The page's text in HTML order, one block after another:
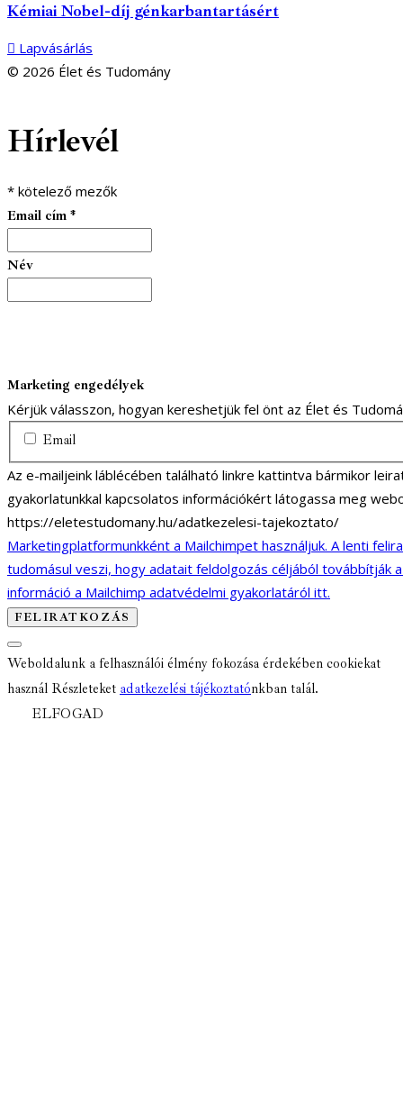
Kémiai Nobel-díj génkarbantartásért
Lapvásárlás
© 2026 Élet és Tudomány
Hírlevél
* kötelező mezők
Email cím *
Név
Marketing engedélyek
Kérjük válasszon, hogyan kereshetjük fel önt az Élet és
Email
Az e-mailjeink láblécében található linkre kattintva bármikor
gyakorlatunkkal kapcsolatos információkért látogassa meg
https://eletestudomany.hu/adatkezelesi-tajekoztato/
Marketingplatformunkként a Mailchimpet használjuk. A lenti
tudomásul veszi, hogy adatait feldolgozás céljából továbbítják
információ a Mailchimp adatvédelmi gyakorlatáról itt.
Weboldalunk a felhasználói élmény fokozása érdekében cookiekat
használ Részleteket adatkezelési tájékoztatónkban talál.
ELFOGAD